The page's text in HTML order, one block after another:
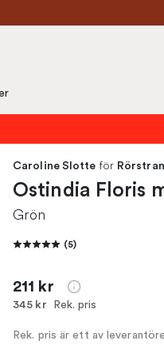
Caroline Slotte för
Ostindia Floris
Grön
(5)
211 kr
345 kr Rek. pris
Rek. pris är ett av